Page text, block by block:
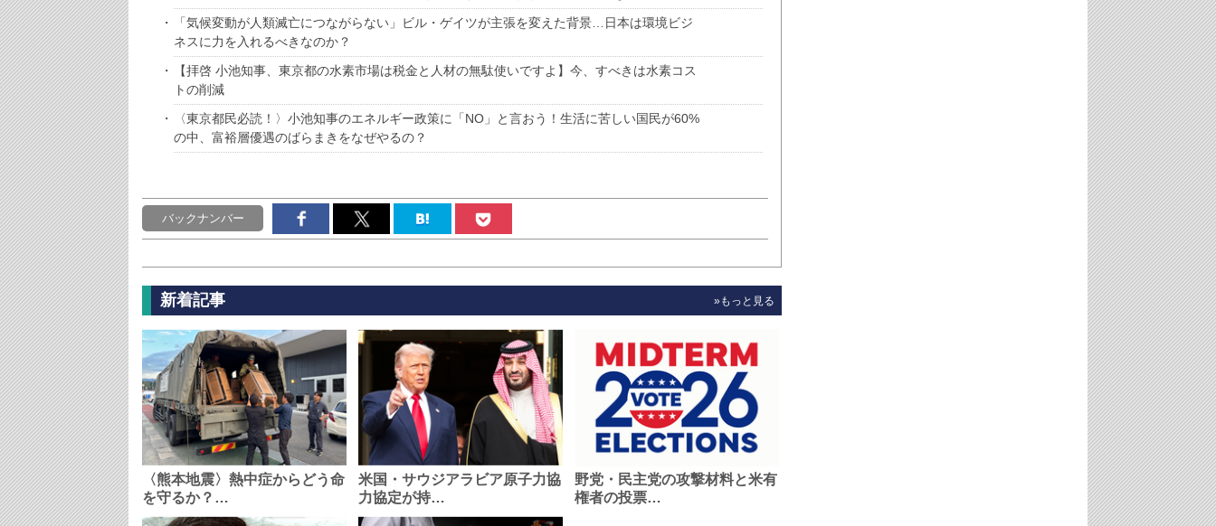
「気候変動が人類滅亡につながらない」ビル・ゲイツが主張を変えた背景…日本は環境ビジ
ネスに力を入れるべきなのか？
【拝啓 小池知事、東京都の水素市場は税金と人材の無駄使いですよ】今、すべきは水素コス
トの削減
〈東京都民必読！〉小池知事のエネルギー政策に「NO」と言おう！生活に苦しい国民が60%
の中、富裕層優遇のばらまきをなぜやるの？
バックナンバー
新着記事 »もっと見る
〈熊本地震〉熱中症からどう命
を守るか？…
米国・サウジアラビア原子力協
力協定が持…
野党・民主党の攻撃材料と米有
権者の投票…